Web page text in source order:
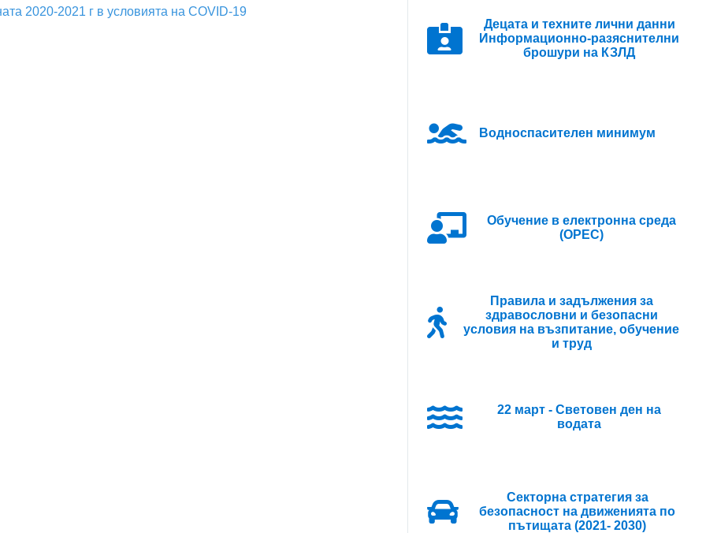
„Захарий Стоянов“ ще приеме ученици в следните паралелки с профил „Чужди
2020-2021 г в условията на COVID-19
Децата и техните лични данни
Информационно-разяснителни
брошури на КЗЛД
Водноспасителен минимум
Oбучение в електронна среда
(ОРЕС)
Правила и задължения за
здравословни и безопасни
условия на възпитание, обучение
и труд
22 март - Световен ден на
водата
Секторна стратегия за
безопасност на движенията по
пътищата (2021- 2030)